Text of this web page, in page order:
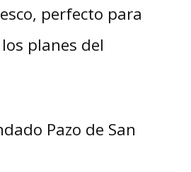
perfecto para
planes del
Pazo de San